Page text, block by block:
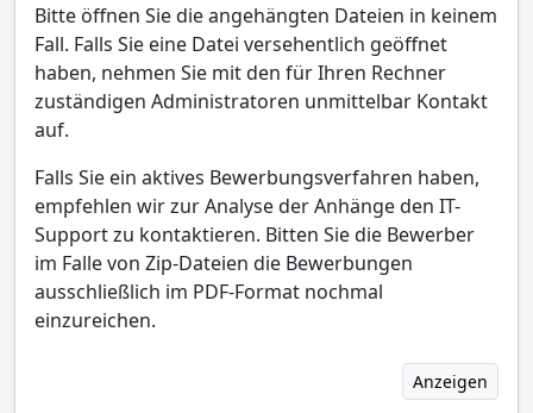
Bitte öffnen Sie die angehängten Dateien in keinem
Fall. Falls Sie eine Datei versehentlich geöffnet
haben, nehmen Sie mit den für Ihren Rechner
zuständigen Administratoren unmittelbar Kontakt
auf.
Falls Sie ein aktives Bewerbungsverfahren haben,
empfehlen wir zur Analyse der Anhänge den IT-
Support zu kontaktieren. Bitten Sie die Bewerber
im Falle von Zip-Dateien die Bewerbungen
ausschließlich im PDF-Format nochmal
einzureichen.
Anzeigen